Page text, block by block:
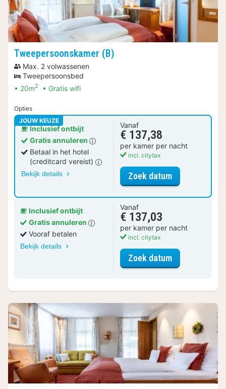
Tweepersoonskamer (B)
Max. 2 volwassenen
Tweepersoonsbed
20m2 Gratis wifi
Opties
JOUW KEUZE
Inclusief ontbijt
Gratis annuleren
Betaal in het hotel
(creditcard vereist)
Bekijk details
Vanaf
€ 137,38
per kamer per nacht
incl. citytax
Zoek datumvoor
Inclusief ontbijt
Gratis annuleren
Vooraf betalen
Bekijk details
Vanaf
€ 137,03
per kamer per nacht
incl. citytax
Zoek datumvoor